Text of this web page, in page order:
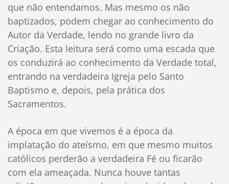
que não entendamos. Mas mesmo os não
baptizados, podem chegar ao conhecimento do
Autor da Verdade, lendo no grande livro da
Criação. Esta leitura será como uma escada que
os conduzirá ao conhecimento da Verdade total,
entrando na verdadeira Igreja pelo Santo
Baptismo e, depois, pela prática dos
Sacramentos.
A época em que vivemos é a época da
implatação do ateísmo, em que mesmo muitos
católicos perderão a verdadeira Fé ou ficarão
com ela ameaçada. Nunca houve tantas